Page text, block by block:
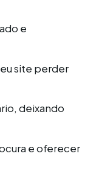
e
site perder
deixando
e oferecer